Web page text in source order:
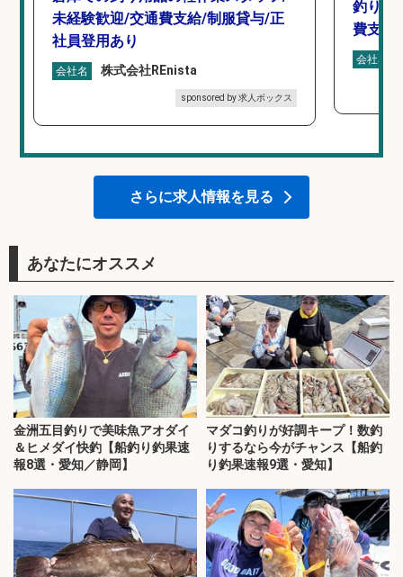
未経験歓迎/交通費支給/制服貸与/正
社員登用あり
会社名 株式会社REnista
sponsored by 求人ボックス
釣り具
費支給
会社名
さらに求人情報を見る
あなたにオススメ
金洲五目釣りで美味魚アオダイ
＆ヒメダイ快釣【船釣り釣果速
報8選・愛知／静岡】
マダコ釣りが好調キープ！数釣
りするなら今がチャンス【船釣
り釣果速報9選・愛知】